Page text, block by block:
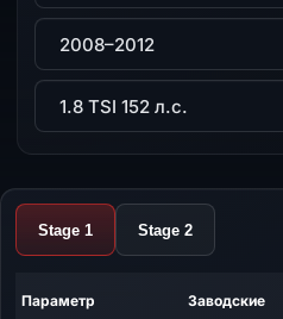
Поколение
Двигатель
Stage 1 Stage 2
Параметр Заводские